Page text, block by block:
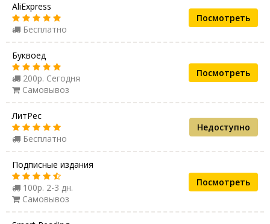
AliExpress
Бесплатно
Посмотреть
Буквоед
200р. Сегодня
Самовывоз
Посмотреть
ЛитРес
Бесплатно
Недоступно
Подписные издания
100р. 2-3 дн.
Самовывоз
Посмотреть